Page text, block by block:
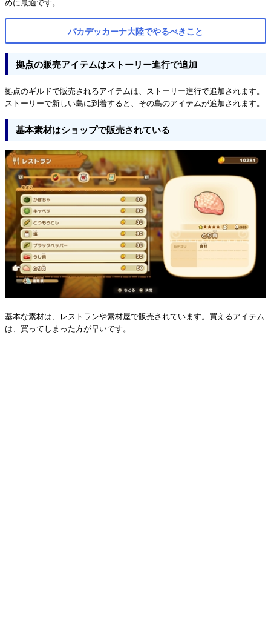
めに最適です。
バカデッカーナ大陸でやるべきこと
拠点の販売アイテムはストーリー進行で追加
拠点のギルドで販売されるアイテムは、ストーリー進行で追加されます。
ストーリーで新しい島に到着すると、その島のアイテムが追加されます。
基本素材はショップで販売されている
基本な素材は、レストランや素材屋で販売されています。買えるアイテム
は、買ってしまった方が早いです。